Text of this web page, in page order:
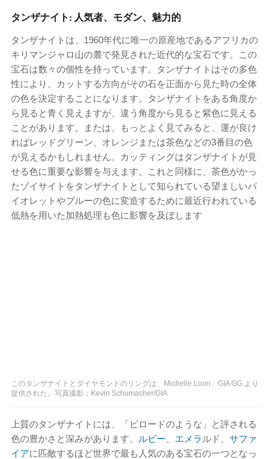
タンザナイト: 人気者、モダン、魅力的
タンザナイトは、1960年代に唯一の原産地であるアフリカの
キリマンジャロ山の麓で発見された近代的な宝石です。この
宝石は数々の個性を持っています。タンザナイトはその多色
性により、カットする方向がその石を正面から見た時の全体
の色を決定することになります。タンザナイトをある角度か
ら見ると青く見えますが、違う角度から見ると紫色に見える
ことがあります。または、もっとよく見てみると、運が良け
ればレッドグリーン、オレンジまたは茶色などの3番目の色
が見えるかもしれません。カッティングはタンザナイトが見
せる色に重要な影響を与えます。これと同様に、茶色がかっ
たゾイサイトをタンザナイトとして知られている望ましいバ
イオレットやブルーの色に変造するために最近行われている
低熱を用いた加熱処理も色に影響を及ぼします
このタンザナイトとダイヤモンドのリングは、Michelle Loon、GIA GG より
提供された。写真撮影：Kevin Schumacher/GIA
上質のタンザナイトには、「ビロードのような」と評される
色の豊かさと深みがあります。
ルビー エメラ ルド、 サファ
イアに匹敵するほど世界で最も人気のある宝石の一つとなっ